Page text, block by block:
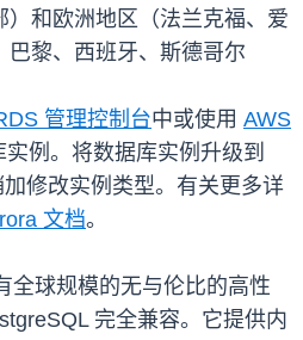
）和欧洲地区（法兰克福、爱
巴黎、西班牙、斯德哥尔
管理控制台中或使用 AWS
例。将数据库实例升级到
修改实例类型。有关更多详
文档。
全球规模的无与伦比的高性
完全兼容。它提供内